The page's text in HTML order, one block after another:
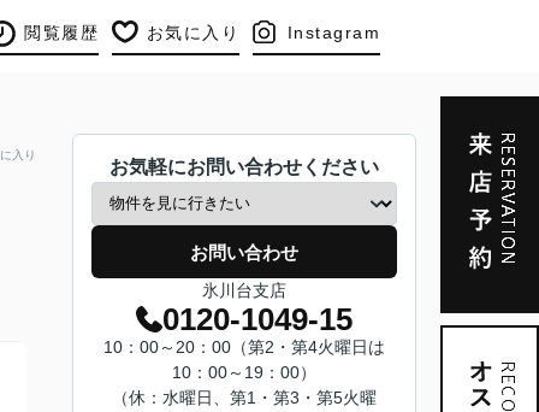
閲覧履歴 お気に入り Instagram
入り
お気軽にお問い合わせください
お問い合わせ
氷川台支店
0120-1049-15
10：00～20：00（第2・第4火曜日は
10：00～19：00）
（休：水曜日、第1・第3・第5火曜